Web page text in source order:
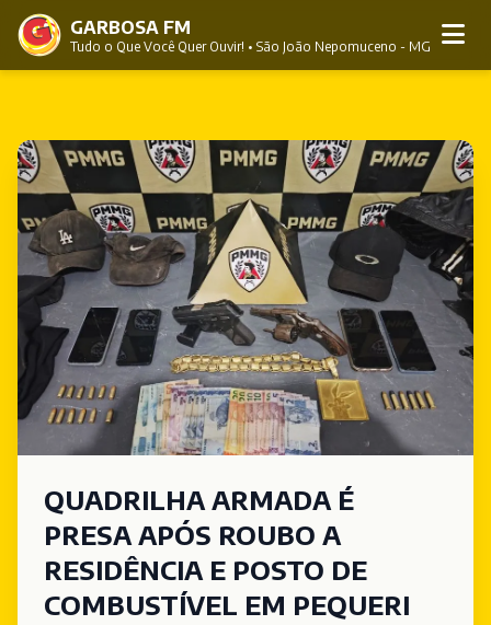
GARBOSA FM
Tudo o Que Você Quer Ouvir! • São João Nepomuceno - MG
QUADRILHA ARMADA É
PRESA APÓS ROUBO A
RESIDÊNCIA E POSTO DE
COMBUSTÍVEL EM PEQUERI